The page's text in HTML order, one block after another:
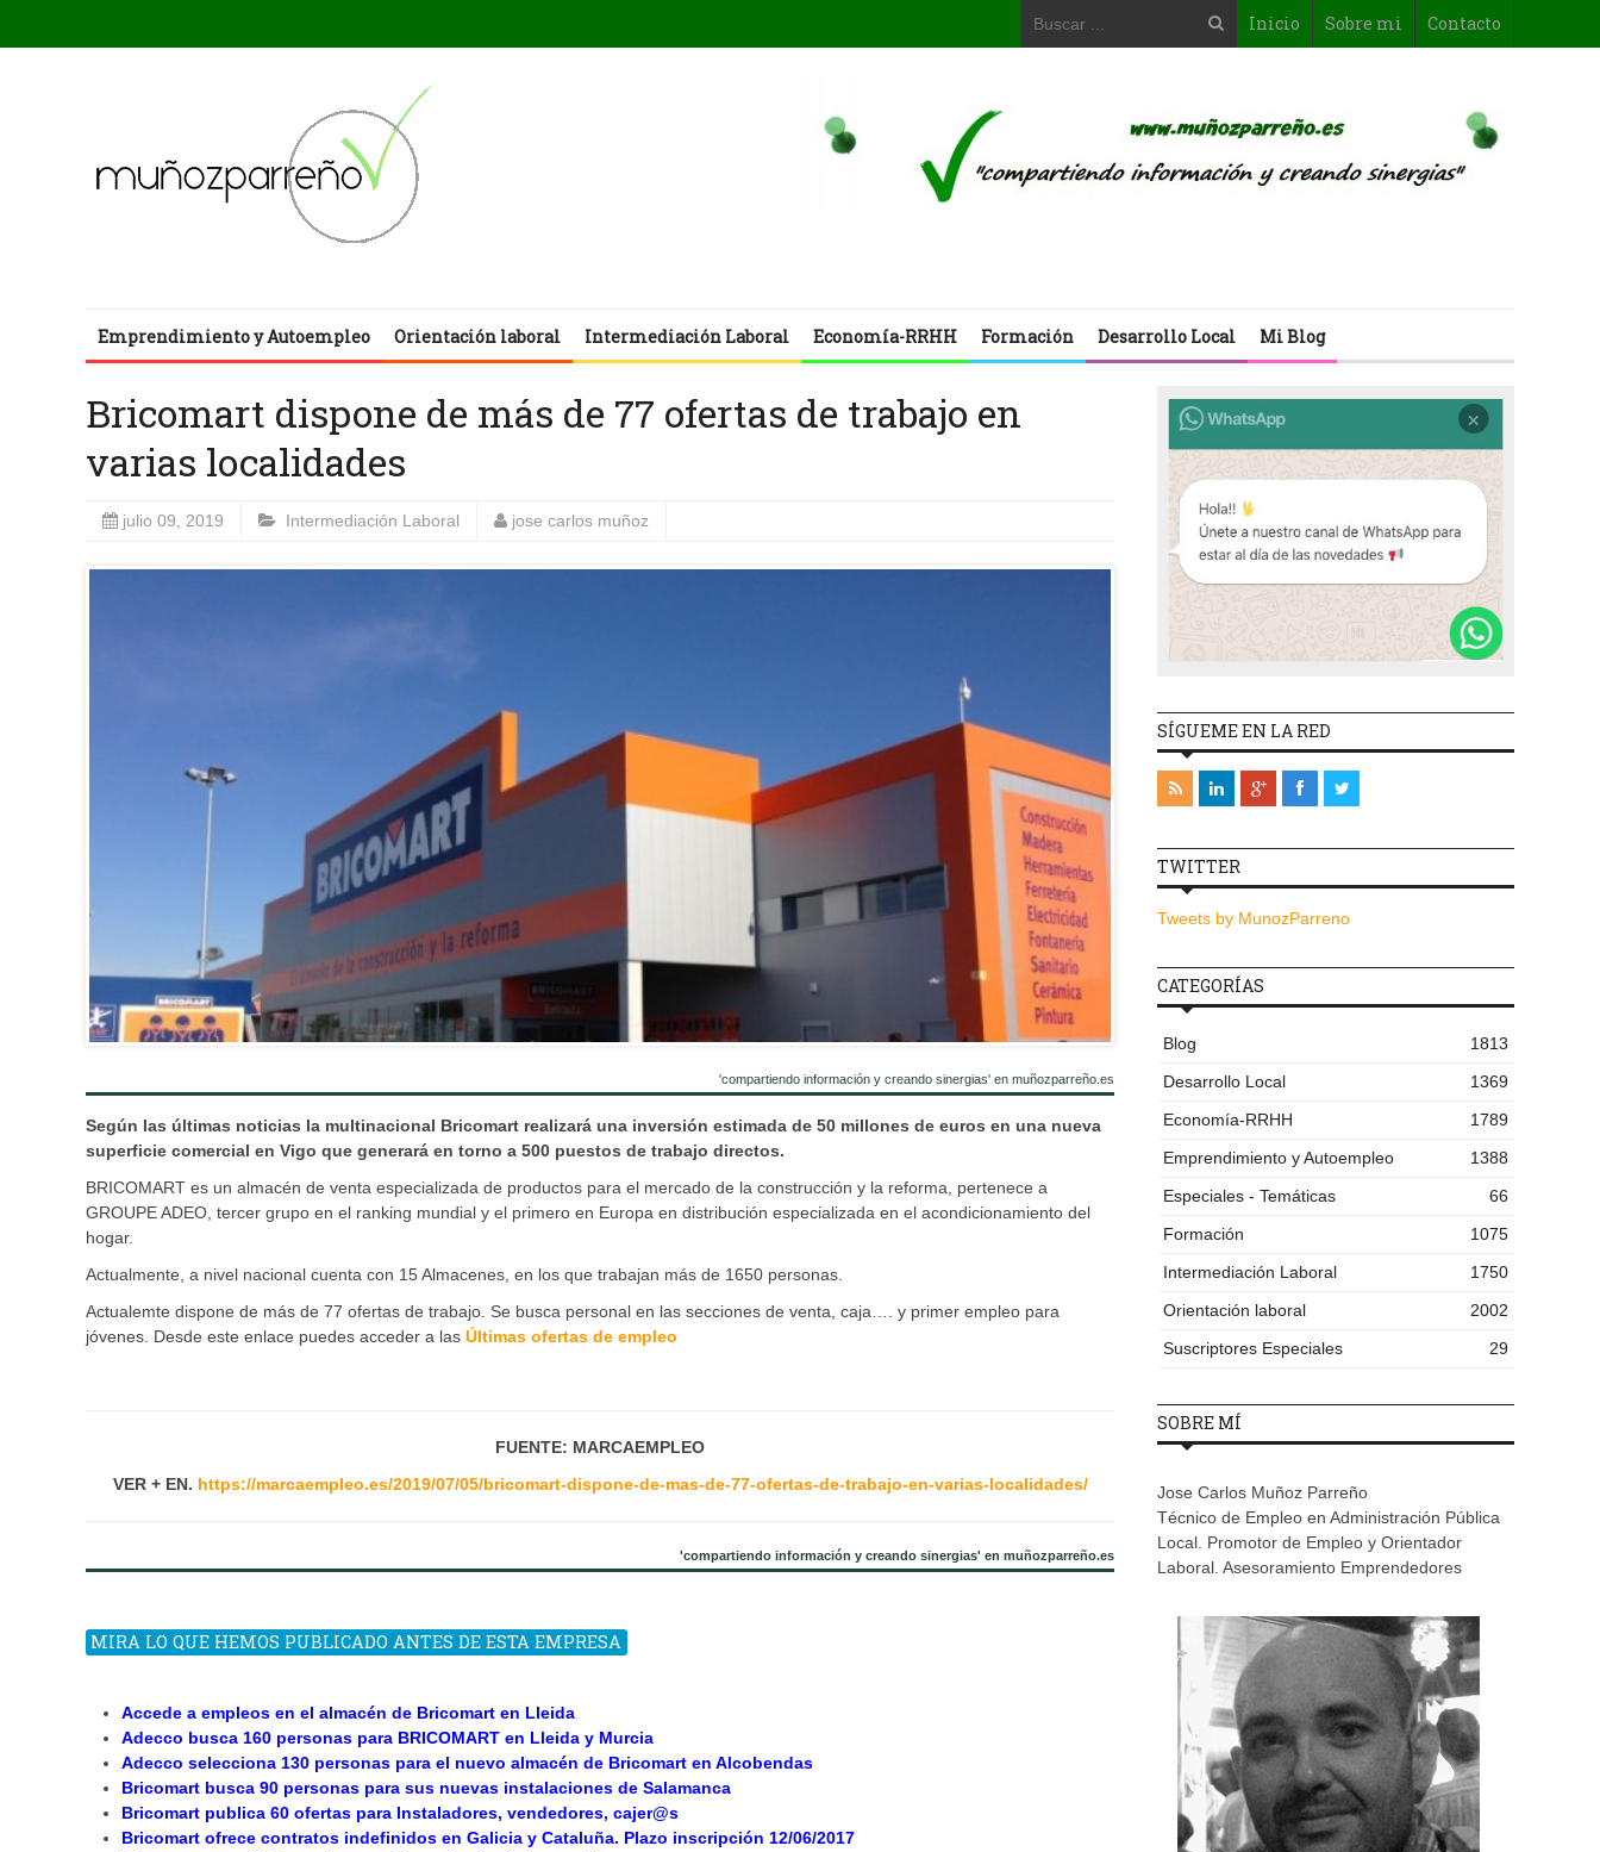
Inicio Sobre mi Contacto
Emprendimiento y Autoempleo Orientación laboral Intermediación Laboral Economía-RRHH Formación Desarrollo Local Mi Blog
Bricomart dispone de más de 77 ofertas de trabajo en
varias localidades
julio 09, 2019 Intermediación Laboral jose carlos muñoz
'compartiendo información y creando sinergias' en muñozparreño.es
Según las últimas noticias la multinacional Bricomart realizará una inversión estimada de 50 millones de euros en una nueva
superficie comercial en Vigo que generará en torno a 500 puestos de trabajo directos.
BRICOMART es un almacén de venta especializada de productos para el mercado de la construcción y la reforma, pertenece a
GROUPE ADEO, tercer grupo en el ranking mundial y el primero en Europa en distribución especializada en el acondicionamiento del
hogar.
Actualmente, a nivel nacional cuenta con 15 Almacenes, en los que trabajan más de 1650 personas.
Actualemte dispone de más de 77 ofertas de trabajo. Se busca personal en las secciones de venta, caja…. y primer empleo para
jóvenes. Desde este enlace puedes acceder a las Últimas ofertas de empleo
FUENTE: MARCAEMPLEO
VER + EN. https://marcaempleo.es/2019/07/05/bricomart-dispone-de-mas-de-77-ofertas-de-trabajo-en-varias-localidades/
'compartiendo información y creando sinergias' en muñozparreño.es
MIRA LO QUE HEMOS PUBLICADO ANTES DE ESTA EMPRESA
Accede a empleos en el almacén de Bricomart en Lleida
Adecco busca 160 personas para BRICOMART en Lleida y Murcia
Adecco selecciona 130 personas para el nuevo almacén de Bricomart en Alcobendas
Bricomart busca 90 personas para sus nuevas instalaciones de Salamanca
Bricomart publica 60 ofertas para Instaladores, vendedores, cajer@s
Bricomart ofrece contratos indefinidos en Galicia y Cataluña. Plazo inscripción 12/06/2017
SÍGUEME EN LA RED
TWITTER
Tweets by MunozParreno
CATEGORÍAS
Blog
1813
Desarrollo Local
1369
Economía-RRHH
1789
Emprendimiento y Autoempleo
1388
Especiales - Temáticas
66
Formación
1075
Intermediación Laboral
1750
Orientación laboral
2002
Suscriptores Especiales
29
SOBRE MÍ
Jose Carlos Muñoz Parreño
Técnico de Empleo en Administración Pública
Local. Promotor de Empleo y Orientador
Laboral. Asesoramiento Emprendedores